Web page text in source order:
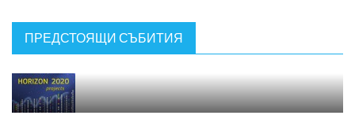
ПРЕДСТОЯЩИ СЪБИТИЯ